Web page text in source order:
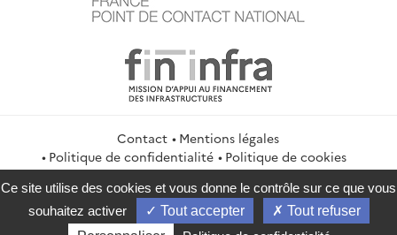
Contact
Mentions légales
Politique de confidentialité
Politique de cookies
Gestion des cookies
Flux RSS
service-public.gouv.fr
legifrance.gouv.fr
info.gouv.fr
data.gouv.fr
Ce site utilise des cookies et vous donne le contrôle sur ce que vous
souhaitez activer
Tout accepter
Tout refuser